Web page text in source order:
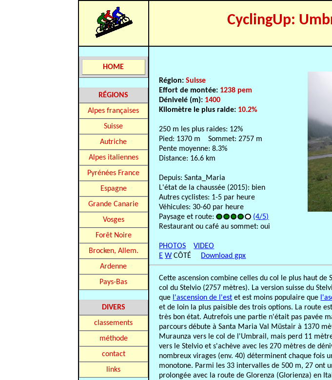
CyclingUp:
HOME
RÉGIONS
Alpes françaises
Suisse
Autriche
Alpes italiennes
Pyrénées France
Espagne
Grande Canarie
Vosges
Forêt Noire
Brocken, Allem.
Ardenne
Pays-Bas
DIVERS
classements
méthode
contact
links
Région:Suisse
Effort de montée: 1238 pem
Dénivelé (m): 1400
Kilomètre le plus raide: 10.2%
250 m les plus raides: 12%
Pied: 1370 m Sommet: 2757 m
Pente moyenne: 8.3%
Distance: 16.6 km
Depuis: Santa_Maria
L'état de la chaussée (2015): bien
Autres cyclistes: 1-5 par heure
Véhicules: 30-60 par heure
Paysage et route:
(4/5)
Restaurant ou café au sommet: oui
PHOTOS
VIDEO
E W CÔTÉ Download gpx
Cette ascension combine celles du col le plus haut
col du Stelvio (2757 mètres). La version suisse du
que l'ascension de l'est et est moins populaire que
et de loin la plus paisible des trois options. La route
très bon état. Autrefois une partie n'était pas pavée
parcours débute à Santa Maria Val Müstair à 1370
Muraunza vers le col de l'Umbrail, mais perd 11
vers le Stelvio et s'achève avec les 270 mètres de
nombreux virages (env. 40) déterminent chaque fois
monotone. Parmi les 33 intervalles de 500 m, 27 ont
prolongée avec la route de Glorenza (Glorienza) en